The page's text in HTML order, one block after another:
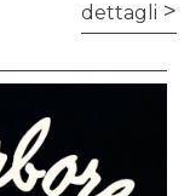
dettagli